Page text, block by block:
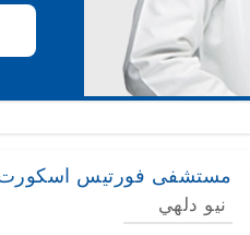
مستشفى فورتيس
نيو دلهي